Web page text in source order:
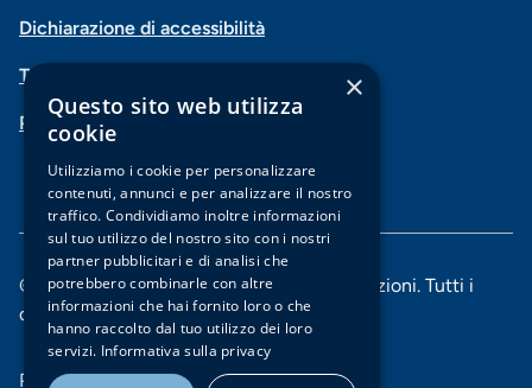
navigazione
piè
di
pagina
Dichiarazione di accessibilità
Trasparenza
PSD2-Open Banking
© 2025 Banca di Piacenza soc. coop. per azioni. Tutti i
diritti riservati.
Privacy e Cookie policy
×
Questo sito web utilizza
cookie
Utilizziamo i cookie per personalizzare
contenuti, annunci e per analizzare il nostro
traffico. Condividiamo inoltre informazioni
sul tuo utilizzo del nostro sito con i nostri
partner pubblicitari e di analisi che
potrebbero combinarle con altre
informazioni che hai fornito loro o che
hanno raccolto dal tuo utilizzo dei loro
servizi. Informativa sulla privacy